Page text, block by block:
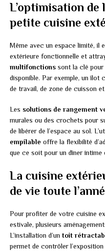
L’optimisation de
petite cuisine
Même avec un espace limité, il
extérieure fonctionnelle et
multifonctions sont la clé pour
disponible. Par exemple, un îlot
de travail, de zone de cuisson
Les solutions de rangement
murales ou des crochets pour
de libérer de l’espace au sol.
empilable offre la flexibilité
que ce soit pour un dîner intime
La cuisine
de vie toute
Pour profiter de votre cuisine
estivale, plusieurs
L’installation d’un toit
permet de contrôler